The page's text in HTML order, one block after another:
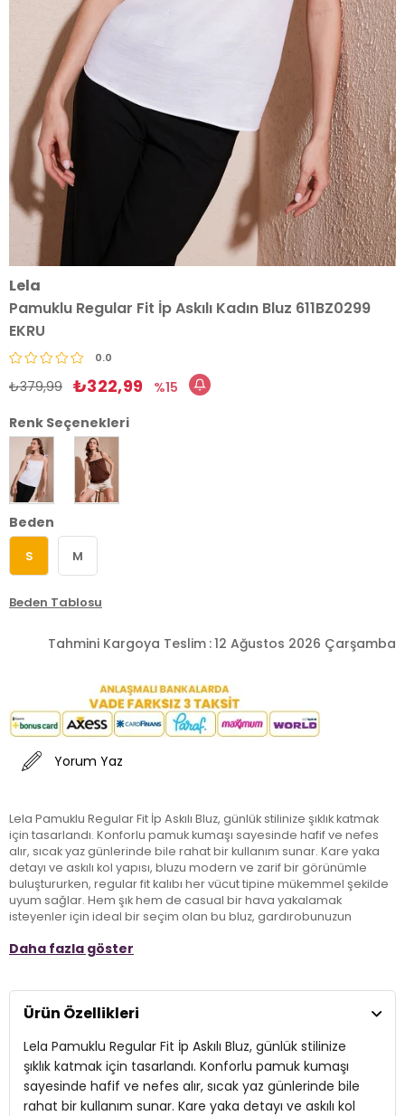
Lela
Pamuklu Regular Fit İp Askılı Kadın Bluz 611BZ0299
EKRU
0.0
₺379,99 ₺322,99
15
Renk Seçenekleri
Beden
S M
Beden Tablosu
Tahmini Kargoya Teslim :12 Ağustos 2026 Çarşamba
Yorum Yaz
Lela Pamuklu Regular Fit İp Askılı Bluz, günlük stilinize şıklık katmak
için tasarlandı. Konforlu pamuk kumaşı sayesinde hafif ve nefes
alır, sıcak yaz günlerinde bile rahat bir kullanım sunar. Kare yaka
detayı ve askılı kol yapısı, bluzu modern ve zarif bir görünümle
buluştururken, regular fit kalıbı her vücut tipine mükemmel şekilde
uyum sağlar. Hem şık hem de casual bir hava yakalamak
isteyenler için ideal bir seçim olan bu bluz, gardırobunuzun
günlük aktivitelerinizi daha keyifli hale getirin!
Model:
Materyal:Pamuk
Yaka Tipi:Kare Yaka
Daha fazla göster
Ürün Özellikleri
Lela Pamuklu Regular Fit İp Askılı Bluz, günlük stilinize
şıklık katmak için tasarlandı. Konforlu pamuk kumaşı
sayesinde hafif ve nefes alır, sıcak yaz günlerinde bile
rahat bir kullanım sunar. Kare yaka detayı ve askılı kol